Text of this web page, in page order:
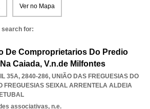
Ver no Mapa
search for:
De Comproprietarios Do Predio
Caiada, V.n.de Milfontes
35A, 2840-286, UNIÃO DAS FREGUESIAS DO
FREGUESIAS SEIXAL ARRENTELA ALDEIA
associativas, n.e.